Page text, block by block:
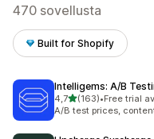
470 sovellusta
Built for Shopify
Intelligems: A/B
4,7/ 5 tähteä
(163)
163 arvostelua
•Free trial
A/B test prices,